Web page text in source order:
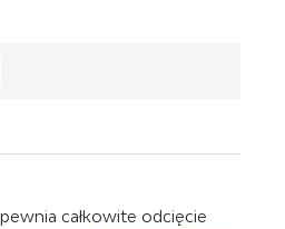
całkowite odcięcie